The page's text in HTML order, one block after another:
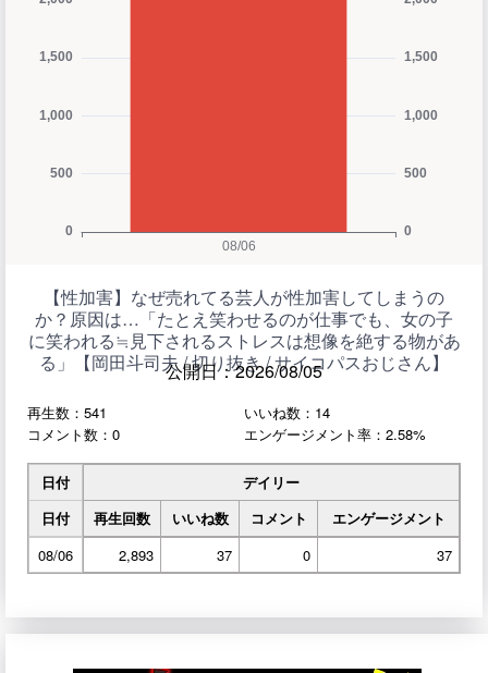
【性加害】なぜ売れてる芸人が性加害してしまうの
か？原因は…「たとえ笑わせるのが仕事でも、女の子
に笑われる≒見下されるストレスは想像を絶する物があ
る」【岡田斗司夫 / 切り抜き / サイコパスおじさん】
公開日：2026/08/05
再生数：541
いいね数：14
コメント数：0
エンゲージメント率：2.58%
日付
デイリー
日付
再生回数 いいね数 コメント
エンゲージメント
08/06
2,893 37 0 37